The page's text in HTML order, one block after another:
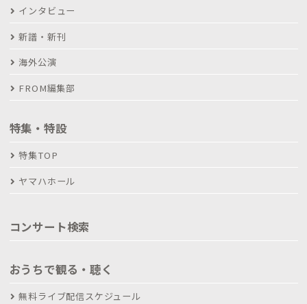
インタビュー
新譜・新刊
海外公演
FROM編集部
特集・特設
特集TOP
ヤマハホール
コンサート検索
おうちで観る・聴く
無料ライブ配信スケジュール